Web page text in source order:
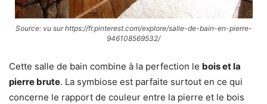
Source: vu sur https://fr.pinterest.com/explore/salle-de-bain-en-pierre-
946108569532/
Cette salle de bain combine à la perfection le bois et la
pierre brute. La symbiose est parfaite surtout en ce qui
concerne le rapport de couleur entre la pierre et le bois